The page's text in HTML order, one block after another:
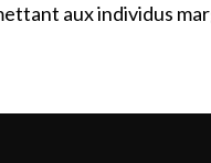
aux individus